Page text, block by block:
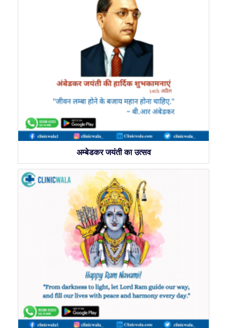
अम्बेडकर जयंती का उत्सव